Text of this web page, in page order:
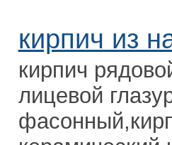
кирпич из
кирпич
лицевой